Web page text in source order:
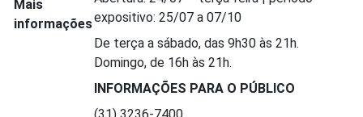
Mais
informaçõesexpositivo: 25/07 a 07/10
De terça a sábado, das 9h30 às 21h.
Domingo, de 16h às 21h.
INFORMAÇÕES PARA O PÚBLICO